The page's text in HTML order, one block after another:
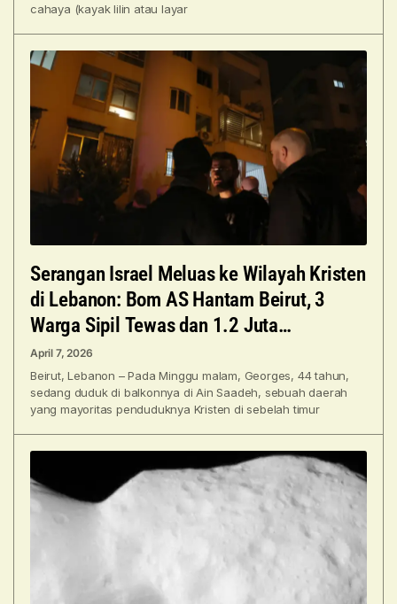
cahaya (kayak lilin atau layar
Serangan Israel Meluas ke Wilayah Kristen
di Lebanon: Bom AS Hantam Beirut, 3
Warga Sipil Tewas dan 1.2 Juta
Mengungsi
April 7, 2026
Beirut, Lebanon – Pada Minggu malam, Georges, 44 tahun,
sedang duduk di balkonnya di Ain Saadeh, sebuah daerah
yang mayoritas penduduknya Kristen di sebelah timur